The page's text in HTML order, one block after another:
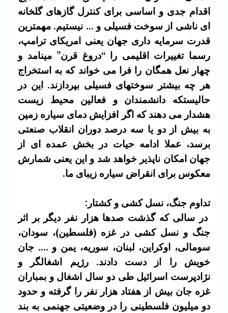
اقدام جدی و اساسی برای کنترل گازهای گلخانه
ای ناشی از سوخت فسیلی و … نیستیم. مهمترین
قدرت سرمایه داری جهان یعنی امریکای ترامپ،
رسما تغییرات اقلیمی را “دروغ قرن” مینامد و
چهار نعل همگان را فرا می خواند که به استخراج
هر چه بیشتر سوختهای فسیلی بپردازند. این در
حالیستکه دانشمندان و فعالین محیط زیست
هشدار می دهند که اگر افزایش دمای سیاره زمین
به بیش از دو یا سه درصد دوران انقلاب صنعتی
برسد، عملا ادامه حیات در بخش عمده ای از
جهان امکان ناپذیر خواهد شد و این یعنی شمارش
معکوس برای انقراض سیاره زیبای ما.
تداوم جنگ، نسل کشی و کشتار:
در سالی که گذشت صدها هزار نفر دیگر بر اثر
جنگ و نسل کشی در غزه (فلسطین)، سودان،
سومالی، اوکراین، لبنان، سوریه، یمن و …. جان
خویش را از دست دادند. رژیم اشغالگر و
نژادپرست اسرائیل طی دو سال اشغال و بمباران
غزه جان بیش از هفتاد هزار نفر را گرفته و حدود
دو میلیون فلسطینی را در وضعیتی جهنمی به بند